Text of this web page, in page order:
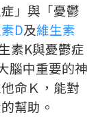
」與「憂鬱
D及維生素
素K與憂鬱症
腦中重要的神
命Ｋ，能對
幫助。